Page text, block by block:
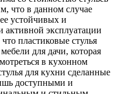
что в данном случае
устойчивых и
активной эксплуатации
пластиковые стулья
для дачи, которая
в кухонном
для кухни сделанные
доступными и